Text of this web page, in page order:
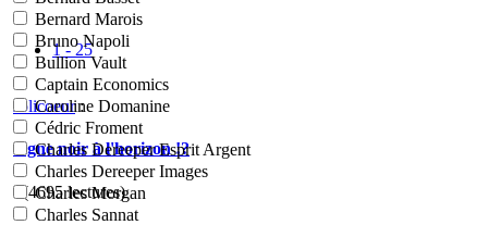
Bernard Marois
Bruno Napoli
Bullion Vault
Captain Economics
Caroline Domanine
Cédric Froment
Charles Dereeper Esprit Argent
Charles Dereeper Images
Charles Morgan
Charles Sannat
1 - 25
Jolicoeur:
Signe noir à l'horizon !?
- (4695 lectures)